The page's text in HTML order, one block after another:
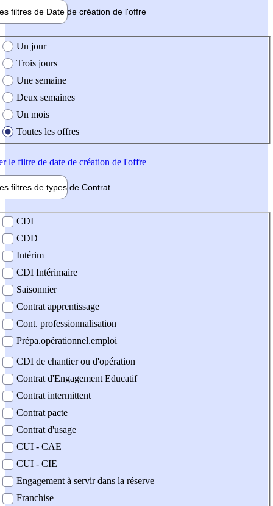
filtres de Date de création de l'offre
création de l'offre
Un jour
Trois jours
Une semaine
Deux semaines
Un mois
Toutes les offres
le filtre de date de création de l'offre
filtres de types de Contrat
contrat
CDI
CDD
Intérim
CDI Intérimaire
Saisonnier
Contrat apprentissage
Cont. professionnalisation
Prépa.opérationnel.emploi
CDI de chantier ou d'opération
Contrat d'Engagement Educatif
Contrat intermittent
Contrat pacte
Contrat d'usage
CUI - CAE
CUI - CIE
Engagement à servir dans la réserve
Franchise